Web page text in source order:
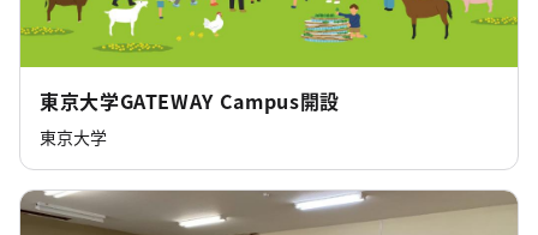
東京大学GATEWAY Campus開設
東京大学